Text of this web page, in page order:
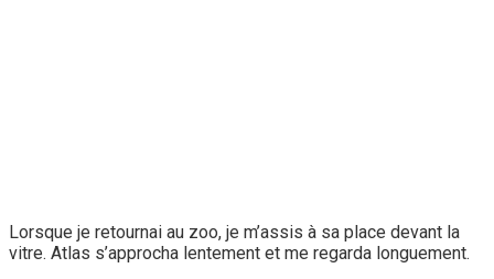
Lorsque je retournai au zoo, je m’assis à sa place devant la
vitre. Atlas s’approcha lentement et me regarda longuement.